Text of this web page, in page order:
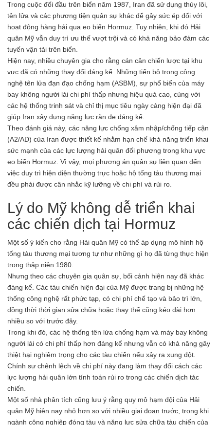
Trong cuộc đối đầu trên biển năm 1987, Iran đã sử dụng thủy lôi,
tên lửa và các phương tiện quân sự khác để gây sức ép đối với
hoạt động hàng hải qua eo biển Hormuz. Tuy nhiên, khi đó Hải
quân Mỹ vẫn duy trì ưu thế vượt trội và có khả năng bảo đảm các
tuyến vận tải trên biển.
Hiện nay, nhiều chuyên gia cho rằng cán cân chiến lược tại khu
vực đã có những thay đổi đáng kể. Những tiến bộ trong công
nghệ tên lửa đạn đạo chống hạm (ASBM), sự phổ biến của máy
bay không người lái chi phí thấp nhưng hiệu quả cao, cùng với
các hệ thống trinh sát và chỉ thị mục tiêu ngày càng hiện đại đã
giúp Iran xây dựng năng lực răn đe đáng kể.
Theo đánh giá này, các năng lực chống xâm nhập/chống tiếp cận
(A2/AD) của Iran được thiết kế nhằm hạn chế khả năng triển khai
sức mạnh của các lực lượng hải quân đối phương trong khu vực
eo biển Hormuz. Vì vậy, mọi phương án quân sự liên quan đến
việc duy trì hiện diện thường trực hoặc hộ tống tàu thương mại
đều phải được cân nhắc kỹ lưỡng về chi phí và rủi ro.
Lý do Mỹ không dễ triển khai
các chiến dịch tại Hormuz
Một số ý kiến cho rằng Hải quân Mỹ có thể áp dụng mô hình hộ
tống tàu thương mại tương tự như những gì họ đã từng thực hiện
trong thập niên 1980.
Nhưng theo các chuyên gia quân sự, bối cảnh hiện nay đã khác
đáng kể. Các tàu chiến hiện đại của Mỹ được trang bị những hệ
thống công nghệ rất phức tạp, có chi phí chế tạo và bảo trì lớn,
đồng thời thời gian sửa chữa hoặc thay thế cũng kéo dài hơn
nhiều so với trước đây.
Trong khi đó, các hệ thống tên lửa chống hạm và máy bay không
người lái có chi phí thấp hơn đáng kể nhưng vẫn có khả năng gây
thiệt hại nghiêm trọng cho các tàu chiến nếu xảy ra xung đột.
Chính sự chênh lệch về chi phí này đang làm thay đổi cách các
lực lượng hải quân lớn tính toán rủi ro trong các chiến dịch tác
chiến.
Một số nhà phân tích cũng lưu ý rằng quy mô hạm đội của Hải
quân Mỹ hiện nay nhỏ hơn so với nhiều giai đoạn trước, trong khi
ngành công nghiệp đóng tàu và năng lực sửa chữa tàu chiến của